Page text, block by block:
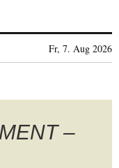
Fr, 7. Aug 2026
–